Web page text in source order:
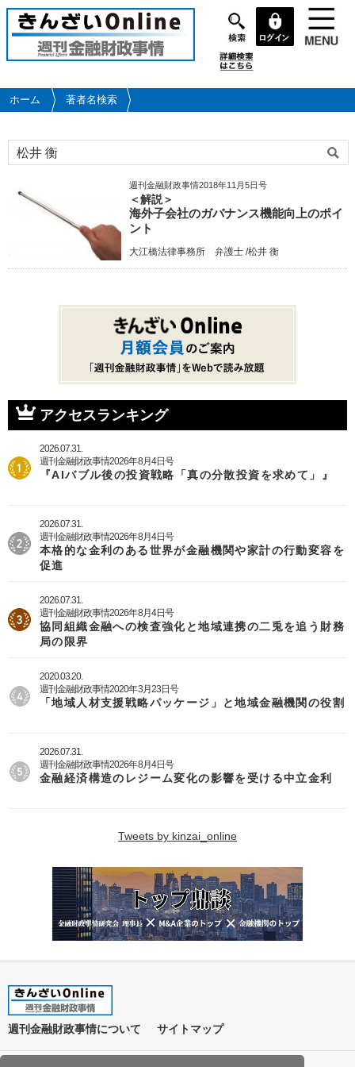
メ
イ
コ
ン
移
動
ホーム 著者名検索
週刊金融財政事情2018年11月5日号
＜解説＞
海外子会社のガバナンス機能向上のポイ
ント
大江橋法律事務所 弁護士 /松井 衡
アクセスランキング
2026.07.31.
週刊金融財政事情2026年8月4日号
『AIバブル後の投資戦略「真の分散投資を求めて」』
2026.07.31.
週刊金融財政事情2026年8月4日号
本格的な金利のある世界が金融機関や家計の行動変容を
促進
2026.07.31.
週刊金融財政事情2026年8月4日号
協同組織金融への検査強化と地域連携の二兎を追う財務
局の限界
2020.03.20.
週刊金融財政事情2020年3月23日号
「地域人材支援戦略パッケージ」と地域金融機関の役割
2026.07.31.
週刊金融財政事情2026年8月4日号
金融経済構造のレジーム変化の影響を受ける中立金利
Tweets by kinzai_online
週刊金融財政事情について サイトマップ